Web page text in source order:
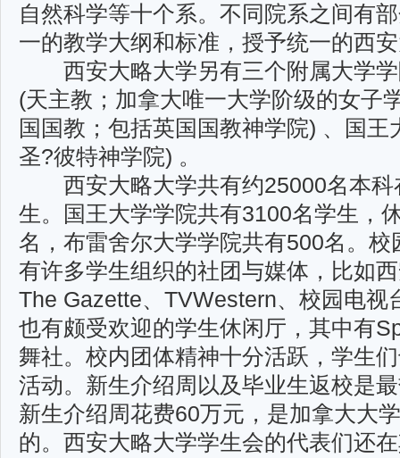
自然科学等十个系。不同院系之间有
一的教学大纲和标准，授予统一的西
西安大略大学另有三个附属大学学
(天主教；加拿大唯一大学阶级的女子
国国教；包括英国国教神学院) 、国
圣?彼特神学院) 。
西安大略大学共有约25000名本科
生。国王大学学院共有3100名学生，
名，布雷舍尔大学学院共有500名。
有许多学生组织的社团与媒体，比如
The Gazette、TVWestern、校园电视
也有颇受欢迎的学生休闲厅，其中有
舞社。校内团体精神十分活跃，学生
活动。新生介绍周以及毕业生返校是
新生介绍周花费60万元，是加拿大大
的。西安大略大学学生会的代表们还